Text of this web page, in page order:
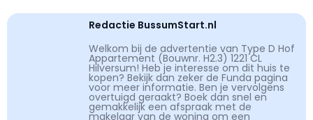
Redactie BussumStart.nl
Welkom bij de advertentie van Type D Hof
Appartement (Bouwnr. H2.3) 1221 CL
Hilversum! Heb je interesse om dit huis te
kopen? Bekijk dan zeker de Funda pagina
voor meer informatie. Ben je vervolgens
overtuigd geraakt? Boek dan snel en
gemakkelijk een afspraak met de
makelaar van de woning om een